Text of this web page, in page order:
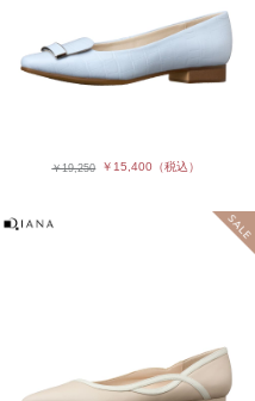
￥19,250 ￥15,400 （税込）